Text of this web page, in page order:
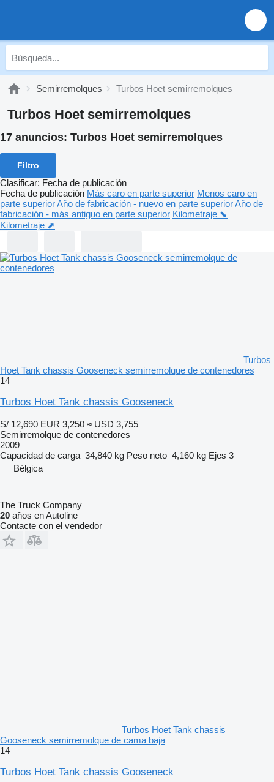
Semirremolques Turbos Hoet semirremolques
Turbos Hoet semirremolques
17 anuncios: Turbos Hoet semirremolques
Filtro
Clasificar: Fecha de publicación
Fecha de publicación Más caro en parte superior Menos caro en
parte superiorAño de fabricación - nuevo en parte superiorAño de
fabricación - más antiguo en parte superior Kilometraje ⬊
Kilometraje ⬈
Turbos
Hoet Tank chassis Gooseneck semirremolque de contenedores
14
Turbos Hoet Tank chassis Gooseneck
S/ 12,690 EUR 3,250 ≈ USD 3,755
Semirremolque de contenedores
2009
Capacidad de carga 34,840 kg Peso neto 4,160 kg Ejes 3
Bélgica
The Truck Company
20 años en Autoline
Contacte con el vendedor
Turbos Hoet Tank chassis
Gooseneck semirremolque de cama baja
14
Turbos Hoet Tank chassis Gooseneck